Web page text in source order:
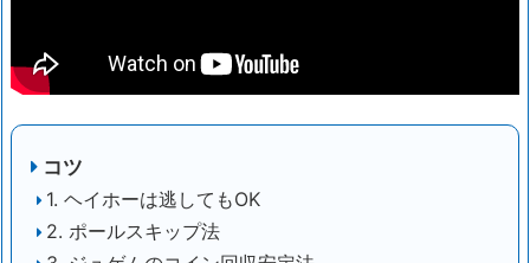
コツ
1. ヘイホーは逃してもOK
2. ポールスキップ法